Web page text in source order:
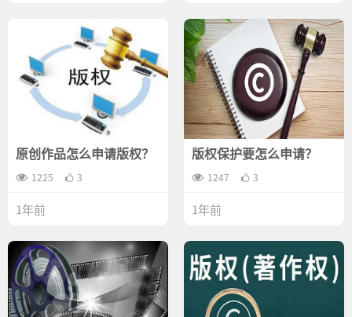
原创作品怎么申请版权？
1225 3
1年前
版权保护要怎么申请？
1247 3
1年前